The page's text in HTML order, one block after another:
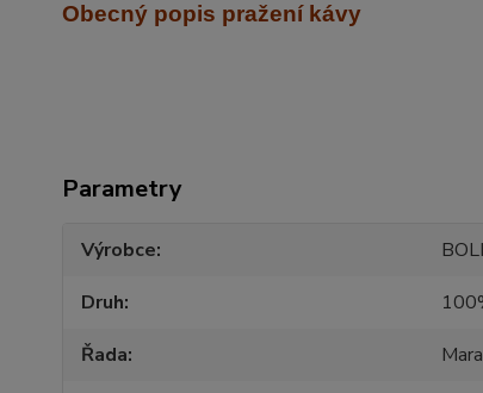
Obecný popis pražení kávy
Parametry
Výrobce
Druh
Řada